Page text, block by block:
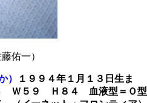
佑一）
）
１９９４年１月１３日生ま
Ｗ５９ Ｈ８４ 血液型＝Ｏ型